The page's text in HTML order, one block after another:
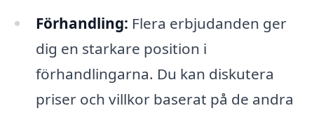
Förhandling: Flera erbjudanden ger
dig en starkare position i
förhandlingarna. Du kan diskutera
priser och villkor baserat på de andra